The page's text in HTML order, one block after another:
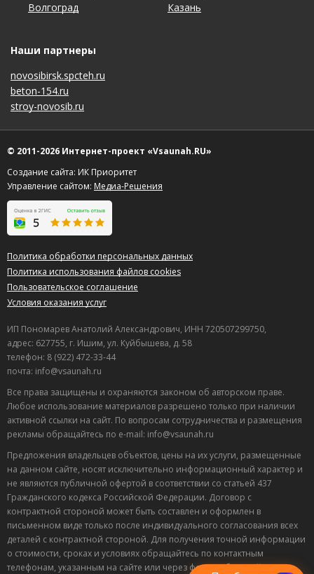
Волгоград
Казань
Красноярск
Нижний Новгород
Ростов-на-Дону
Ставрополь
Ульяновск
Ярославль
Наши партнеры
novosibirsk.spcteh.ru
beton-154.ru
stroy-novosib.ru
© 2011-2026 Интернет-проект «Vsaunah.RU»
Создание сайта: ИК Приоритет
Управление сайтом: Медиа-Решения
Политика обработки персональных данных
Политика использования файлов cookies
Пользовательское соглашение
Условия оказания услуг
ИП Пономарев Анатолий Александрович, ИНН 720507299750,
адрес: 627755, г. Ишим, ул. Куйбышева, д. 58
телефон: 8 (922) 472-33-44
почта: info@vsaunah.ru
Все права защищены и охраняются законом об авторском праве.
Любое использование материалов разрешено только при наличии
активной ссылки на сайт. По вопросам сотрудничества и размещения
рекламы обращайтесь по e-mail: info@vsaunah.ru
Предложения владельцев объектов, цены на их услуги, размещенные
на данном сайте, носят исключительно информационный характер и
не являются публичной офертой в соответствии со статьей 437
Гражданского кодекса Российской Федерации. Договор с
контрактной стороной может быть составлен и оформлен в
письменном виде только после индивидуального согласования всех
деталей с контрактной стороной. Для получения точной информации
о стоимости, сроках и условиях обращайтесь по контактным
телефонам, указанным на сайте или через форму обратной связи.
Лучшие
спецпредложения
саун
Подписывайтесь в Telegram или MAX —
пришлём свежие скидки